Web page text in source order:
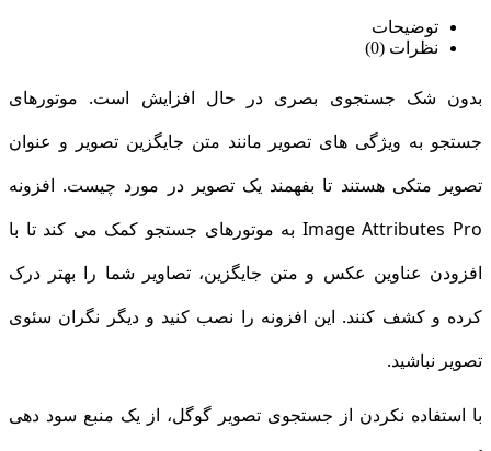
توضیحات
نظرات (0
)
بدون شک جستجوی بصری در حال افزایش است. موتورهای
جستجو به ویژگی های تصویر مانند متن جایگزین تصویر و عنوان
تصویر متکی هستند تا بفهمند یک تصویر در مورد چیست. افزونه
Image Attributes Pro به موتورهای جستجو کمک می کند تا با
افزودن عناوین عکس و متن جایگزین، تصاویر شما را بهتر درک
کرده و کشف کنند. این افزونه را نصب کنید و دیگر نگران سئوی
تصویر نباشید.
با استفاده نکردن از جستجوی تصویر گوگل، از یک منبع سود دهی